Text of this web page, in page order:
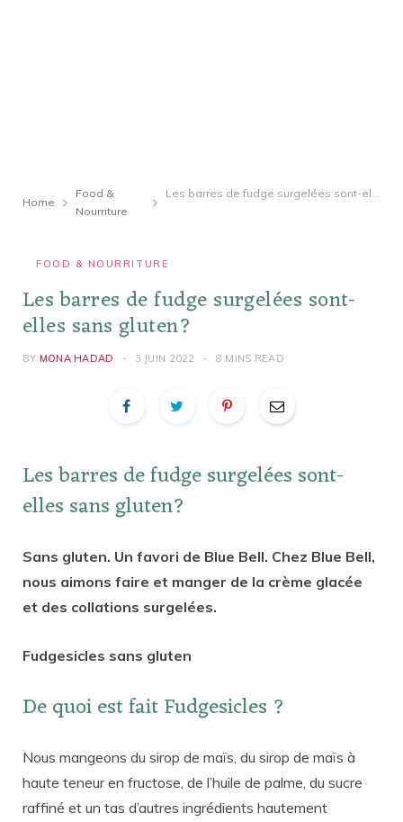
Home
Food &
Nourriture
Les barres de fudge surgelées sont-elles sans gluten?
FOOD & NOURRITURE
Les barres de fudge surgelées sont-
elles sans gluten?
BY MONA HADAD 3 JUIN 2022 8 MINS READ
Les barres de fudge surgelées sont-
elles sans gluten?
Sans gluten. Un favori de Blue Bell. Chez Blue Bell,
nous aimons faire et manger de la crème glacée
et des collations surgelées.
Fudgesicles sans gluten
De quoi est fait Fudgesicles ?
Nous mangeons du sirop de maïs, du sirop de maïs à
haute teneur en fructose, de l’huile de palme, du sucre
raffiné et un tas d’autres ingrédients hautement